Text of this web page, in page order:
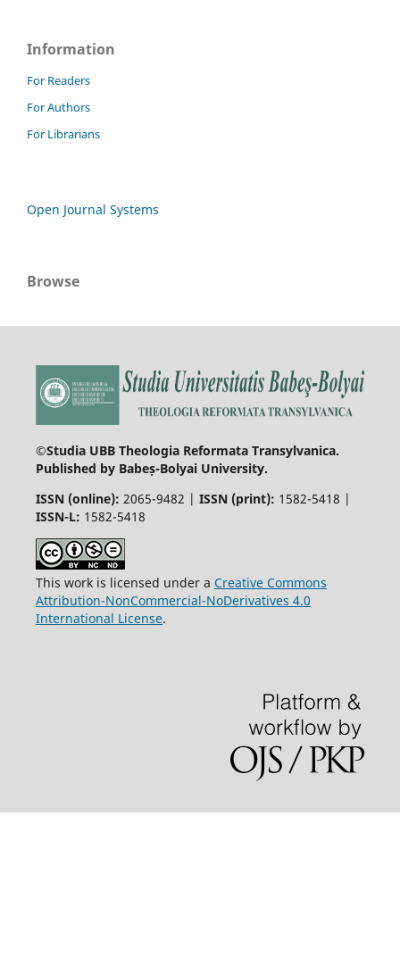
Information
For Readers
For Authors
For Librarians
Open Journal Systems
Browse
©Studia UBB Theologia Reformata Transylvanica.
Published by Babeș-Bolyai University.
ISSN (online): 2065-9482 | ISSN (print): 1582-5418 |
ISSN-L: 1582-5418
This work is licensed under a Creative Commons
Attribution-NonCommercial-NoDerivatives 4.0
International License.